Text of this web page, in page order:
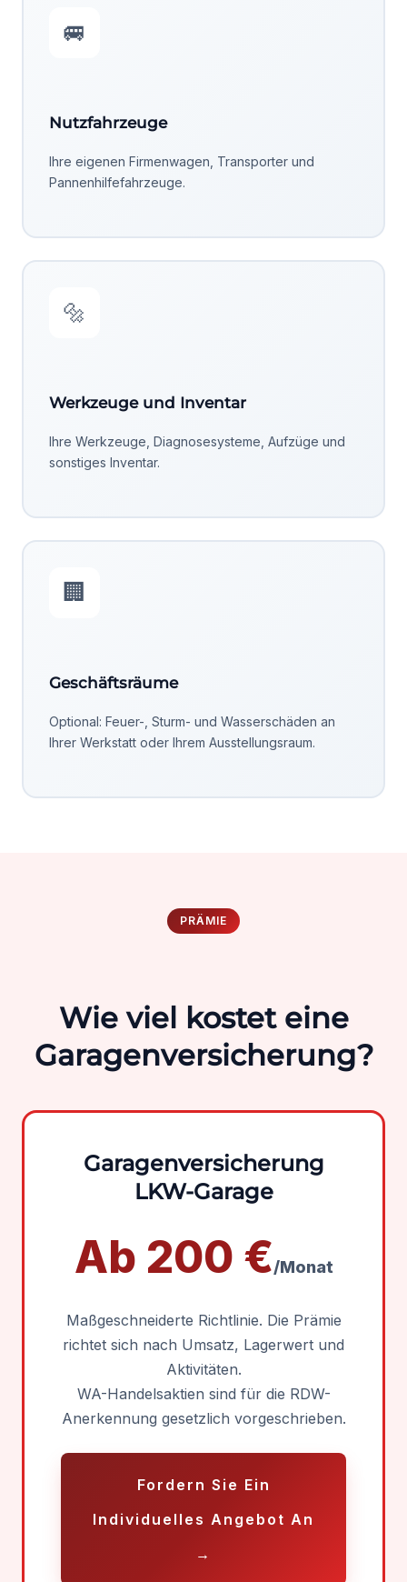
🚐
Nutzfahrzeuge
Ihre eigenen Firmenwagen, Transporter und
Pannenhilfefahrzeuge.
🔩
Werkzeuge und Inventar
Ihre Werkzeuge, Diagnosesysteme, Aufzüge und
sonstiges Inventar.
🏢
Geschäftsräume
Optional: Feuer-, Sturm- und Wasserschäden an
Ihrer Werkstatt oder Ihrem Ausstellungsraum.
PRÄMIE
Wie viel kostet eine
Garagenversicherung?
Garagenversicherung
LKW-Garage
Ab 200 €/Monat
Maßgeschneiderte Richtlinie. Die Prämie
richtet sich nach Umsatz, Lagerwert und
Aktivitäten.
WA-Handelsaktien sind für die RDW-
Anerkennung gesetzlich vorgeschrieben.
Fordern Sie Ein
Individuelles Angebot An
→